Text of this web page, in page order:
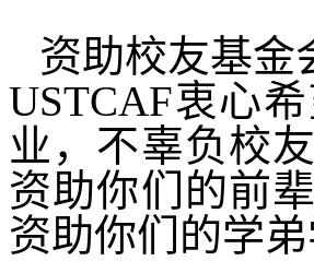
资助校友基金
USTCAF衷心
业，不辜负校
资助你们的前
资助你们的学